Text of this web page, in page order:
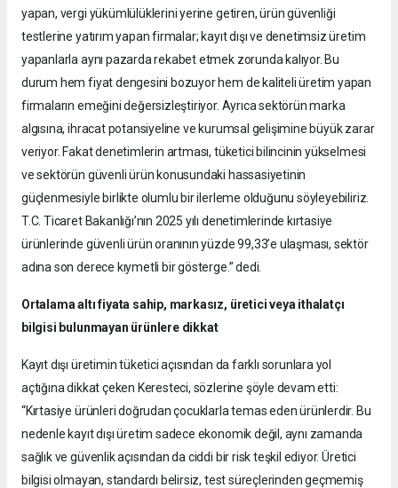
yapan, vergi yükümlülüklerini yerine getiren, ürün güvenliği
testlerine yatırım yapan firmalar; kayıt dışı ve denetimsiz üretim
yapanlarla aynı pazarda rekabet etmek zorunda kalıyor. Bu
durum hem fiyat dengesini bozuyor hem de kaliteli üretim yapan
firmaların emeğini değersizleştiriyor. Ayrıca sektörün marka
algısına, ihracat potansiyeline ve kurumsal gelişimine büyük zarar
veriyor. Fakat denetimlerin artması, tüketici bilincinin yükselmesi
ve sektörün güvenli ürün konusundaki hassasiyetinin
güçlenmesiyle birlikte olumlu bir ilerleme olduğunu söyleyebiliriz.
T.C. Ticaret Bakanlığı’nın 2025 yılı denetimlerinde kırtasiye
ürünlerinde güvenli ürün oranının yüzde 99,33’e ulaşması, sektör
adına son derece kıymetli bir gösterge.” dedi.
Ortalama altı fiyata sahip, markasız, üretici veya ithalatçı
bilgisi bulunmayan ürünlere dikkat
Kayıt dışı üretimin tüketici açısından da farklı sorunlara yol
açtığına dikkat çeken Keresteci, sözlerine şöyle devam etti:
“Kırtasiye ürünleri doğrudan çocuklarla temas eden ürünlerdir. Bu
nedenle kayıt dışı üretim sadece ekonomik değil, aynı zamanda
sağlık ve güvenlik açısından da ciddi bir risk teşkil ediyor. Üretici
bilgisi olmayan, standardı belirsiz, test süreçlerinden geçmemiş